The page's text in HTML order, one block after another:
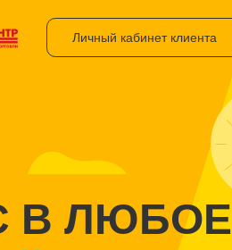
В ЛЮБОЕ
Личный кабинет клиента